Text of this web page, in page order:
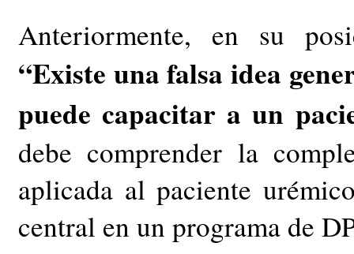
Anteriormente, en su
“Existe una falsa idea
puede capacitar a un
debe comprender la
aplicada al paciente
central en un programa de